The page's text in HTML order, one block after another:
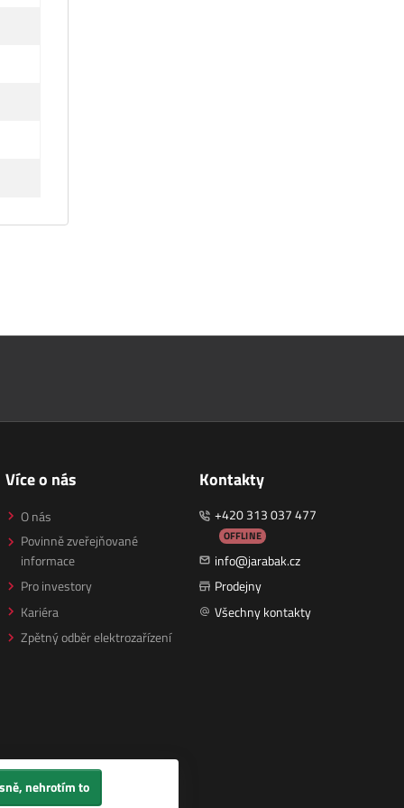
Více o nás
O nás
Povinně zveřejňované
informace
Pro investory
Kariéra
Zpětný odběr elektrozařízení
Kontakty
+420 313 037 477
OFFLINE
info@jarabak.cz
Prodejny
Všechny kontakty
nehrotím to